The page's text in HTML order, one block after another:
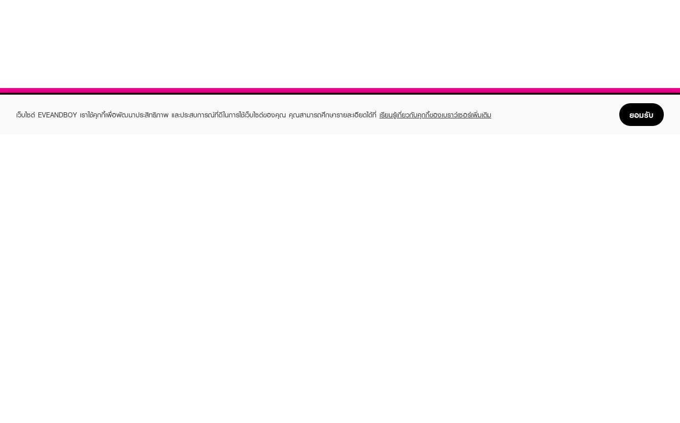
เว็บไซต์ EVEANDBOY เราใช้คุกกี้เพื่อพัฒนาประสิทธิภาพ และประสบการณ์ที่ดีในการใช้เว็บไซต์ของคุณ คุณสามารถศึกษารายละเอียดได้ที่ เรียนรู้เกี่ยวกับคุกกี้ของเบราว์เซอร์เพิ่มเติม ยอมรับ